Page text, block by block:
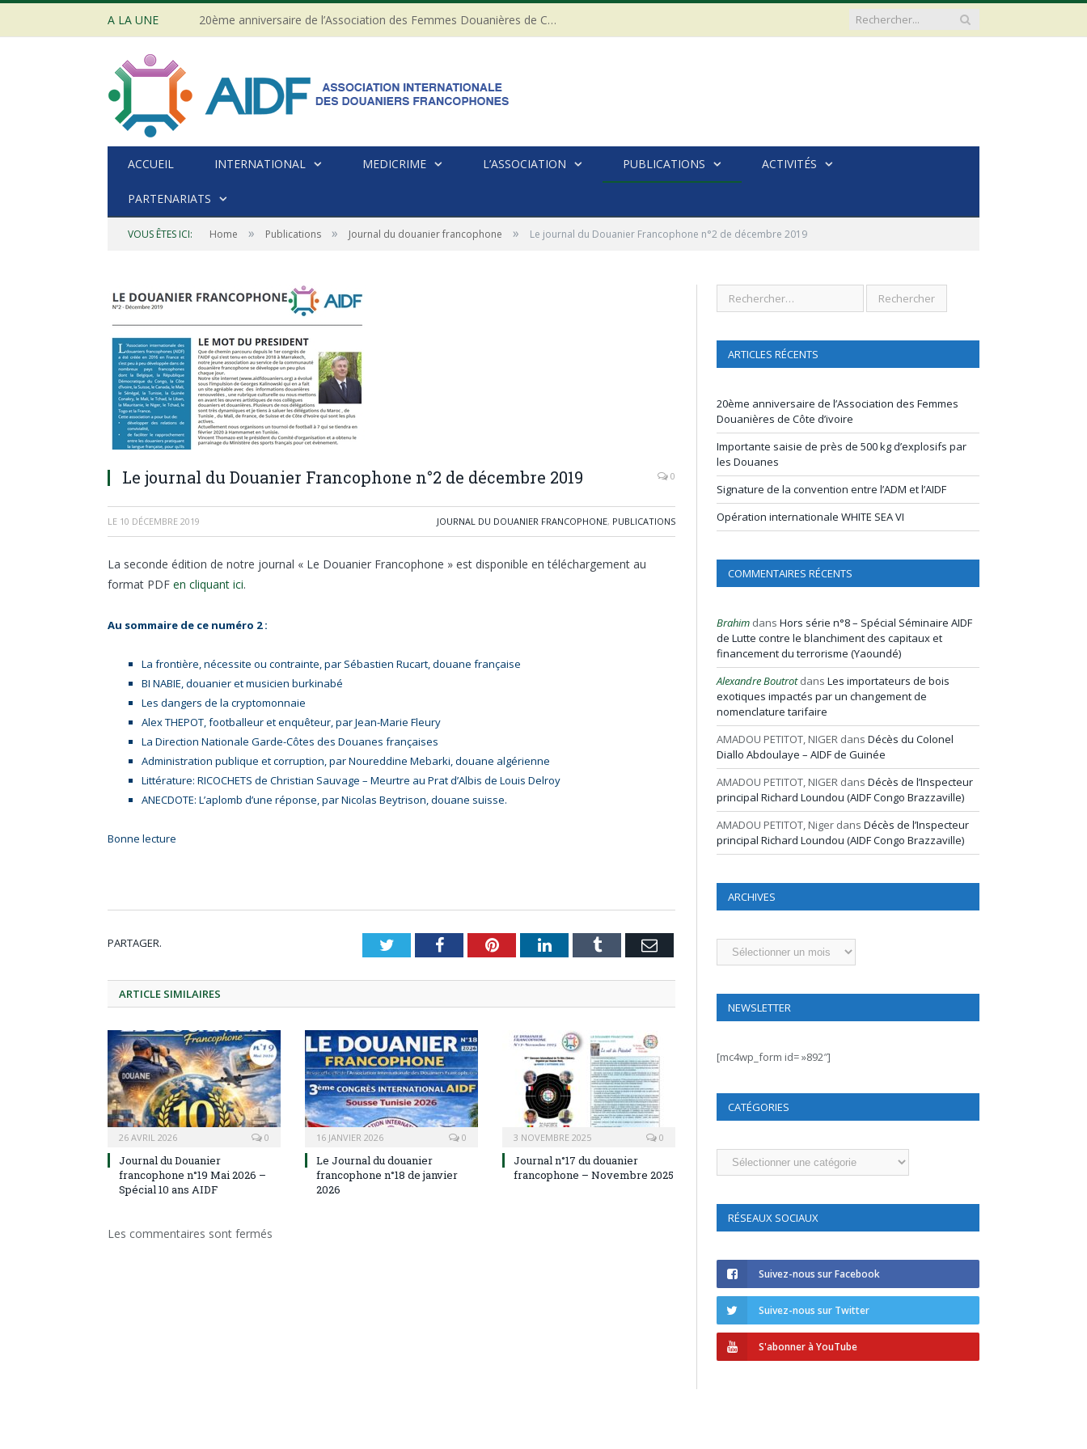
A LA UNE 20ème anniversaire de l’Association des Femmes Douanières de Côte d’ivoire
ACCUEIL INTERNATIONAL MEDICRIME L’ASSOCIATION PUBLICATIONS ACTIVITÉS
PARTENARIATS
VOUS ÊTES ICI: Home » Publications » Journal du douanier francophone » Le journal du Douanier Francophone n°2 de décembre 2019
Le journal du Douanier Francophone n°2 de décembre 2019 0
LE 10 DÉCEMBRE 2019 JOURNAL DU DOUANIER FRANCOPHONE, PUBLICATIONS
La seconde édition de notre journal « Le Douanier Francophone » est disponible en téléchargement au
format PDF en cliquant ici.
Au sommaire de ce numéro 2 :
La frontière, nécessite ou contrainte, par Sébastien Rucart, douane française
BI NABIE, douanier et musicien burkinabé
Les dangers de la cryptomonnaie
Alex THEPOT, footballeur et enquêteur, par Jean-Marie Fleury
La Direction Nationale Garde-Côtes des Douanes françaises
Administration publique et corruption, par Noureddine Mebarki, douane algérienne
Littérature: RICOCHETS de Christian Sauvage – Meurtre au Prat d’Albis de Louis Delroy
ANECDOTE: L’aplomb d’une réponse, par Nicolas Beytrison, douane suisse.
Bonne lecture
PARTAGER. TwitterFacebookPinterestLinkedInTumblr Email
ARTICLE SIMILAIRES
26 AVRIL 2026 0
Journal du Douanier
francophone n°19 Mai 2026 –
Spécial 10 ans AIDF
16 JANVIER 2026 0
Le Journal du douanier
francophone n°18 de janvier
2026
3 NOVEMBRE 2025 0
Journal n°17 du douanier
francophone – Novembre 2025
Les commentaires sont fermés
ARTICLES RÉCENTS
20ème anniversaire de l’Association des Femmes
Douanières de Côte d’ivoire
Importante saisie de près de 500 kg d’explosifs par
les Douanes
Signature de la convention entre l’ADM et l’AIDF
Opération internationale WHITE SEA VI
COMMENTAIRES RÉCENTS
Brahim dans Hors série n°8 – Spécial Séminaire AIDF
de Lutte contre le blanchiment des capitaux et
financement du terrorisme (Yaoundé)
Alexandre Boutrotdans Les importateurs de bois
exotiques impactés par un changement de
nomenclature tarifaire
AMADOU PETITOT, NIGER dans Décès du Colonel
Diallo Abdoulaye – AIDF de Guinée
AMADOU PETITOT, NIGER dans Décès de l’Inspecteur
principal Richard Loundou (AIDF Congo Brazzaville)
AMADOU PETITOT, Niger dans Décès de l’Inspecteur
principal Richard Loundou (AIDF Congo Brazzaville)
ARCHIVES
Archives
NEWSLETTER
[mc4wp_form id= »892″]
CATÉGORIES
Catégories
RÉSEAUX SOCIAUX
Suivez-nous sur Facebook
Suivez-nous sur Twitter
S'abonner à YouTube